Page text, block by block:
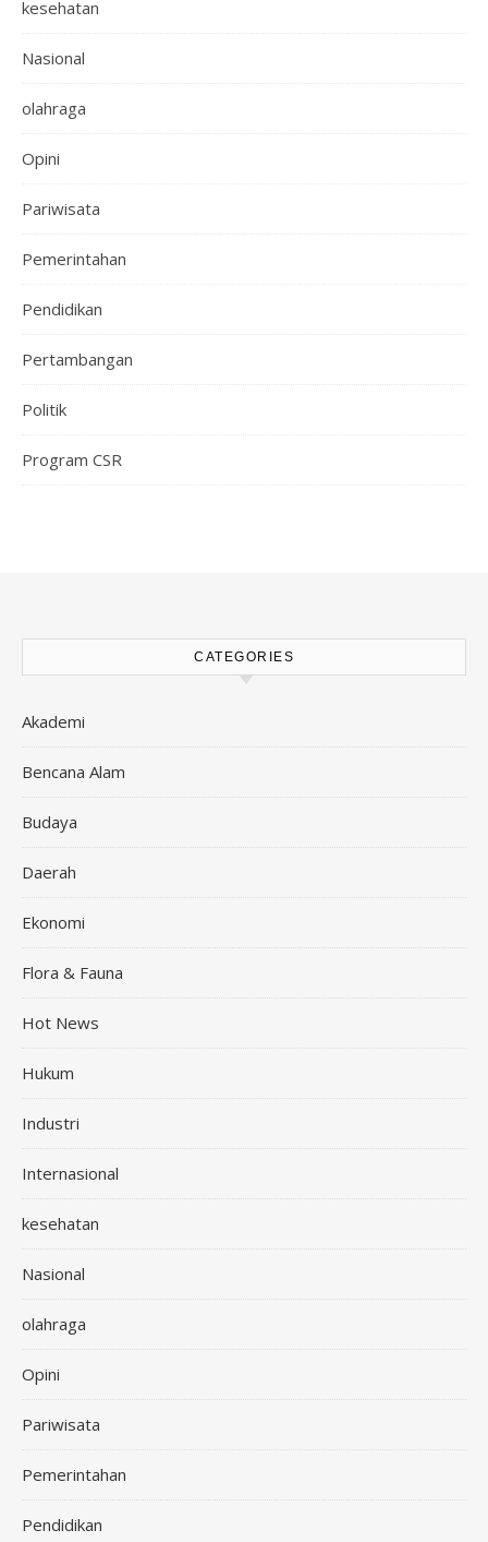
kesehatan
Nasional
olahraga
Opini
Pariwisata
Pemerintahan
Pendidikan
Pertambangan
Politik
Program CSR
CATEGORIES
Akademi
Bencana Alam
Budaya
Daerah
Ekonomi
Flora & Fauna
Hot News
Hukum
Industri
Internasional
kesehatan
Nasional
olahraga
Opini
Pariwisata
Pemerintahan
Pendidikan